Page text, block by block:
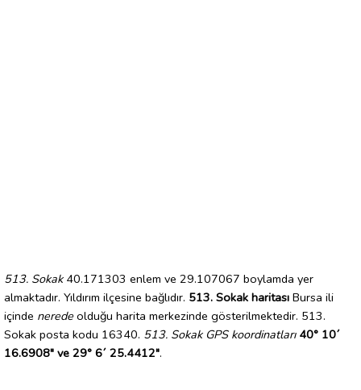
513. Sokak40.171303 enlem ve 29.107067 boylamda yer
almaktadır. Yıldırım ilçesine bağlıdır. 513. Sokak haritası Bursa ili
içinde nerede olduğu harita merkezinde gösterilmektedir. 513.
Sokak posta kodu 16340. 513. Sokak GPS koordinatları 40° 10´
16.6908" ve 29° 6´ 25.4412".